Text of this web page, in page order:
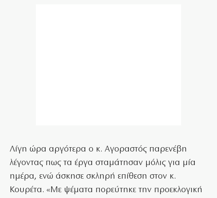
Λίγη ώρα αργότερα ο κ. Αγοραστός παρενέβη
λέγοντας πως τα έργα σταμάτησαν μόλις για μία
ημέρα, ενώ άσκησε σκληρή επίθεση στον κ.
Κουρέτα. «Με ψέματα πορεύτηκε την προεκλογική